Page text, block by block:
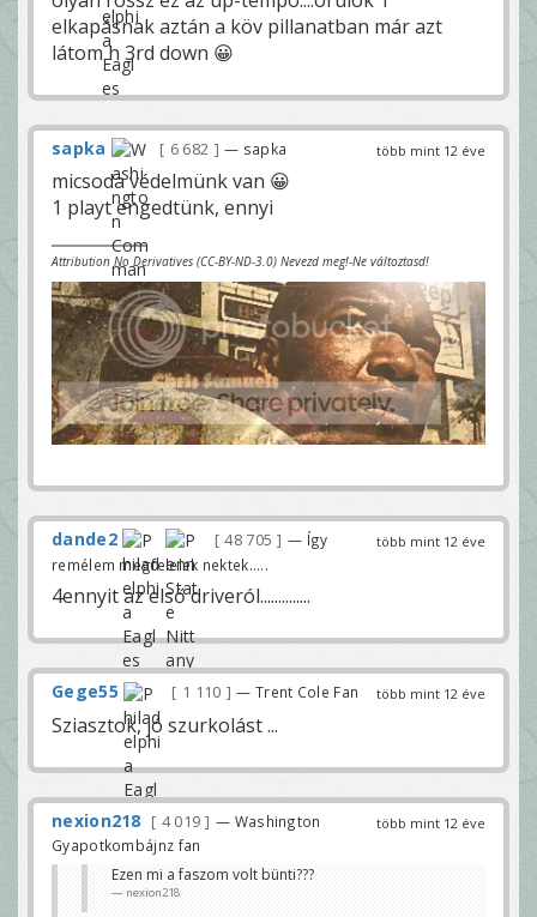
elkapásnak aztán a köv pillanatban már azt
látom h 3rd down 😀
több mint 12 éve
sapka 6 682 — sapka
micsoda védelmünk van 😀
1 playt engedtünk, ennyi
Attribution No Derivatives (CC-BY-ND-3.0) Nevezd meg!-Ne változtasd!
több mint 12 éve
dande2 48 705
— Így
remélem megfelelek nektek.....
4ennyit az első driveról..............
több mint 12 éve
Gege55 1 110 — Trent Cole Fan
Sziasztok, jó szurkolást ...
több mint 12 éve
nexion218 4 019
— Washington
Gyapotkombájnz fan
Ezen mi a faszom volt bünti???
nexion218